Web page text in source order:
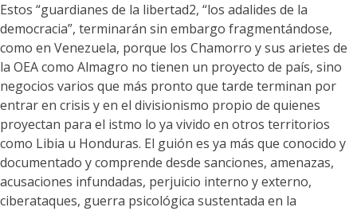
Estos “guardianes de la libertad2, “los adalides de la
democracia”, terminarán sin embargo fragmentándose,
como en Venezuela, porque los Chamorro y sus arietes de
la OEA como Almagro no tienen un proyecto de país, sino
negocios varios que más pronto que tarde terminan por
entrar en crisis y en el divisionismo propio de quienes
proyectan para el istmo lo ya vivido en otros territorios
como Libia u Honduras. El guión es ya más que conocido y
documentado y comprende desde sanciones, amenazas,
acusaciones infundadas, perjuicio interno y externo,
ciberataques, guerra psicológica sustentada en la